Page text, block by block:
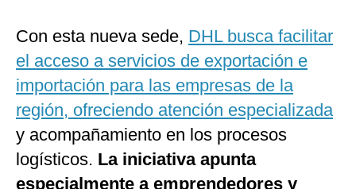
Con esta nueva sede, DHL busca facilitar
el acceso a servicios de exportación e
importación para las empresas de la
región, ofreciendo atención especializada
y acompañamiento en los procesos
logísticos. La iniciativa apunta
especialmente a emprendedores y